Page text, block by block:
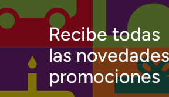
Recibe todas
las
promociones